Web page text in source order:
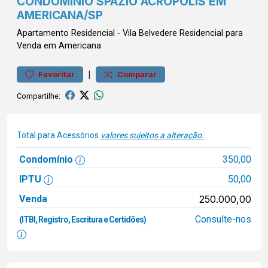
AMERICANA/SP
Apartamento Residencial - Vila Belvedere Residencial para
Venda em Americana
Favoritar | Comparar
Compartilhe:
Total para Acessórios valores sujeitos a alteração.
Condomínio
350,00
IPTU
50,00
Venda
250.000,00
(ITBI, Registro, Escritura e Certidões) Consulte-nos